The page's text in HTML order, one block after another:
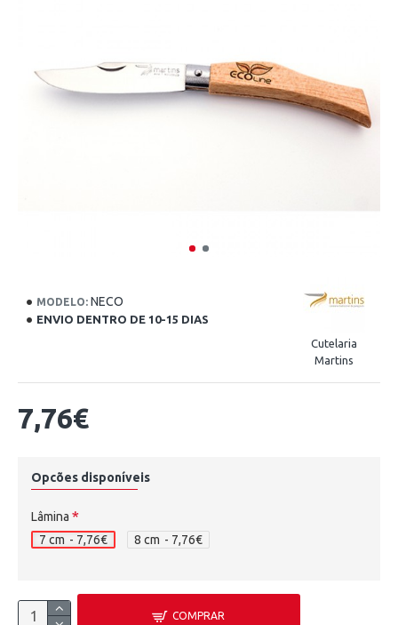
MODELO: NECO
ENVIO DENTRO DE 10-15 DIAS
Cutelaria
Martins
7,76€
Opcões disponíveis
Lâmina
7 cm - 7,76€ 8 cm - 7,76€
COMPRAR